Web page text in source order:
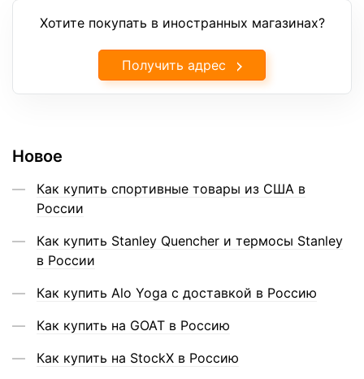
Хотите покупать в иностранных магазинах?
Получить адрес
Новое
Как купить спортивные товары из США в
России
Как купить Stanley Quencher и термосы Stanley
в России
Как купить Alo Yoga с доставкой в Россию
Как купить на GOAT в Россию
Как купить на StockX в Россию